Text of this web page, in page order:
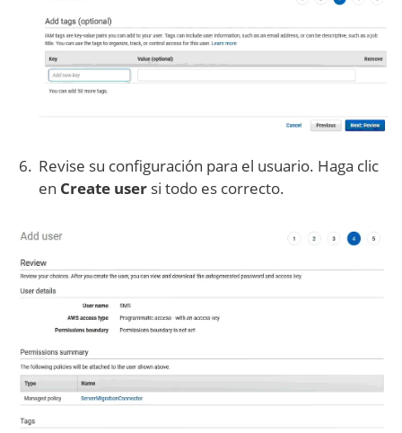
Revise su configuración para el usuario. Haga clic
en Create user si todo es correcto.